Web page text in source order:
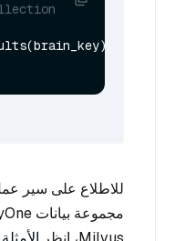
للاطلاع على سير